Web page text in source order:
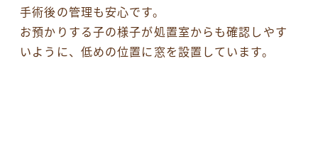
手術後の管理も安心です。
お預かりする子の様子が処置室からも確認しやす
いように、低めの位置に窓を設置しています。